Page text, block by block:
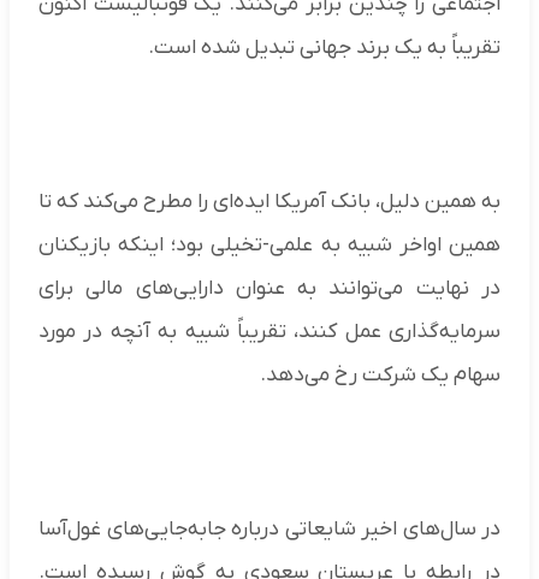
تقریباً به یک برند جهانی تبدیل شده است.
به همین دلیل، بانک آمریکا ایده‌ای را مطرح می‌کند که تا
همین اواخر شبیه به علمی-تخیلی بود؛ اینکه بازیکنان
در نهایت می‌توانند به عنوان دارایی‌های مالی برای
سرمایه‌گذاری عمل کنند، تقریباً شبیه به آنچه در مورد
سهام یک شرکت رخ می‌دهد.
در سال‌های اخیر شایعاتی درباره جابه‌جایی‌های غول‌آسا
در رابطه با عربستان سعودی به گوش رسیده است.